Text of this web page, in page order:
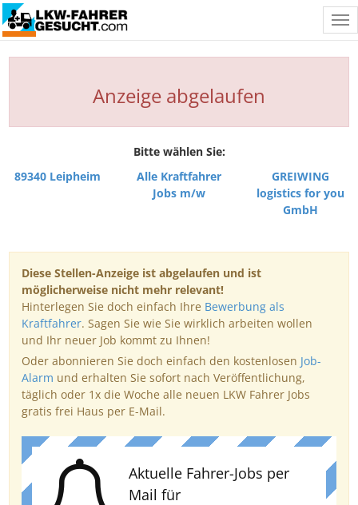
Anzeige abgelaufen
Bitte wählen Sie:
89340 Leipheim
Alle Kraftfahrer
Jobs m/w
GREIWING
logistics for you
GmbH
Diese Stellen-Anzeige ist abgelaufen und ist
möglicherweise nicht mehr relevant!
Hinterlegen Sie doch einfach Ihre Bewerbung als
Kraftfahrer. Sagen Sie wie Sie wirklich arbeiten wollen
und Ihr neuer Job kommt zu Ihnen!
Oder abonnieren Sie doch einfach den kostenlosen Job-
Alarm und erhalten Sie sofort nach Veröffentlichung,
täglich oder 1x die Woche alle neuen LKW Fahrer Jobs
gratis frei Haus per E-Mail.
Aktuelle Fahrer-Jobs per
Mail für